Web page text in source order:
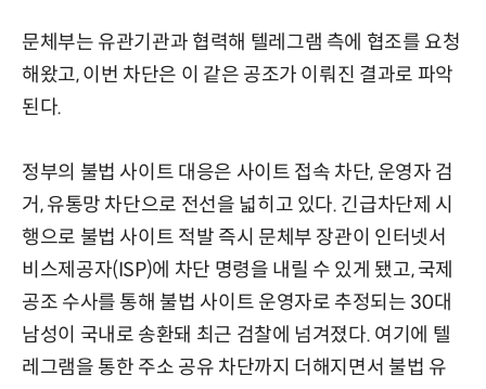
문체부는 유관기관과 협력해 텔레그램 측에 협조를 요청
해왔고, 이번 차단은 이 같은 공조가 이뤄진 결과로 파악
된다.
정부의 불법 사이트 대응은 사이트 접속 차단, 운영자 검
거, 유통망 차단으로 전선을 넓히고 있다. 긴급차단제 시
행으로 불법 사이트 적발 즉시 문체부 장관이 인터넷서
비스제공자(ISP)에 차단 명령을 내릴 수 있게 됐고, 국제
공조 수사를 통해 불법 사이트 운영자로 추정되는 30대
남성이 국내로 송환돼 최근 검찰에 넘겨졌다. 여기에 텔
레그램을 통한 주소 공유 차단까지 더해지면서 불법 유